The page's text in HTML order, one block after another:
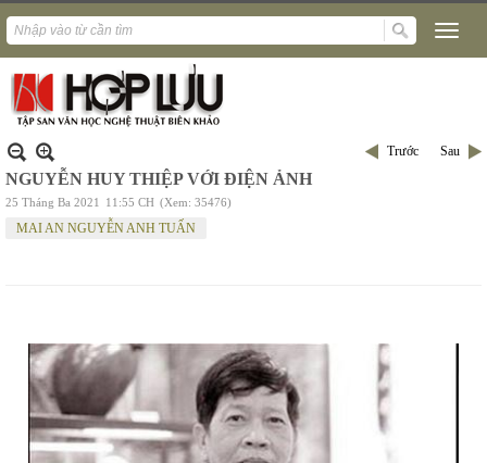
Trước Sau
NGUYỄN HUY THIỆP VỚI ĐIỆN ẢNH
25 Tháng Ba 2021 11:55 CH (Xem: 35476)
MAI AN NGUYỄN ANH TUẤN